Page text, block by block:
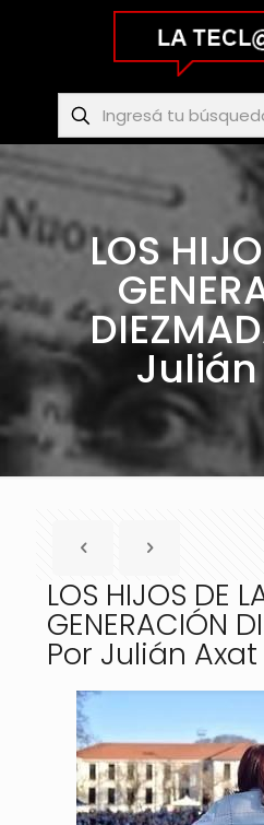
LOS
LOS HIJOS DE
GENERACIÓN
Por Julián Axat